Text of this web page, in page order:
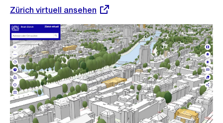
Externer
Link:
Zürich virtuell ansehen